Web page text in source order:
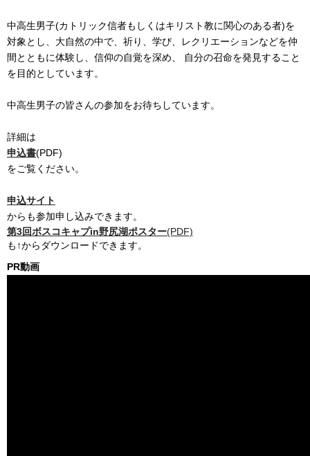
中高生男子(カトリック信者もしくはキリスト教に関心のある者)を
対象とし、大自然の中で、祈り、学び、レクリエーションなどを仲
間とともに体験し、信仰の自覚を深め、 自分の召命を発見すること
を目的としています。
中高生男子の皆さんの参加をお待ちしています。
詳細は
申込書(PDF)
をご覧ください。
申込サイト
からも参加申し込みできます。
第3回ボスコキャプin野尻湖ポスター(PDF)
も↑からダウンロードできます。
PR動画